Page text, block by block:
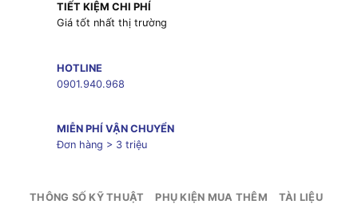
TIẾT KIỆM CHI PHÍ
Giá tốt nhất thị trường
HOTLINE
0901.940.968
MIỄN PHÍ VẬN CHUYỂN
Đơn hàng > 3 triệu
THÔNG SỐ KỸ THUẬT PHỤ KIỆN MUA THÊM TÀI LIỆU